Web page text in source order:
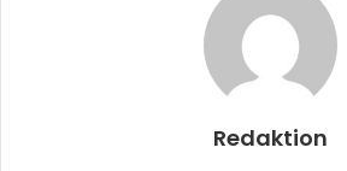
Redaktion